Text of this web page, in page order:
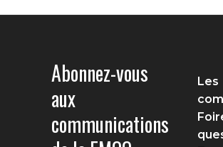
Abonnez-vous
aux
communications
Les